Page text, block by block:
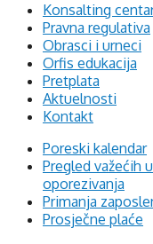
Konsalting
Pravna regulativa
Obrasci i urneci
Orfis edukacija
Pretplata
Aktuelnosti
Kontakt
Poreski kalendar
Pregled važećih
oporezivanja
Primanja
Prosječne plaće